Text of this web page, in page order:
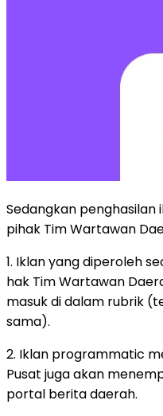
Sedangkan penghasilan
pihak Tim Wartawan
1. Iklan yang diperoleh
hak Tim Wartawan
masuk di dalam rubrik
sama).
2. Iklan programmatic
Pusat juga akan
portal berita daerah.